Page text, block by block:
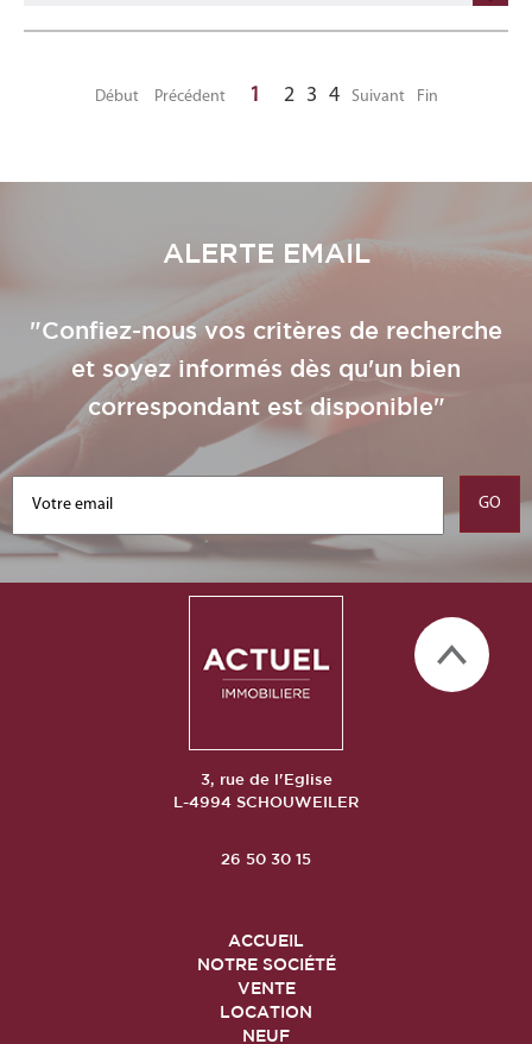
Début Précédent 1 2 3 4 Suivant Fin
ALERTE EMAIL
"Confiez-nous vos critères de recherche
et soyez informés dès qu'un bien
correspondant est disponible"
3, rue de l'Eglise
L-4994 SCHOUWEILER
26 50 30 15
ACCUEIL
NOTRE SOCIÉTÉ
VENTE
LOCATION
NEUF